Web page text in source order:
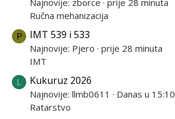
Najnovije: zborce prije 28 minuta
Ručna mehanizacija
P IMT 539 i 533
Najnovije: Pjero prije 28 minuta
IMT
L Kukuruz 2026
Najnovije: llmb0611
Danas u 15:10
Ratarstvo